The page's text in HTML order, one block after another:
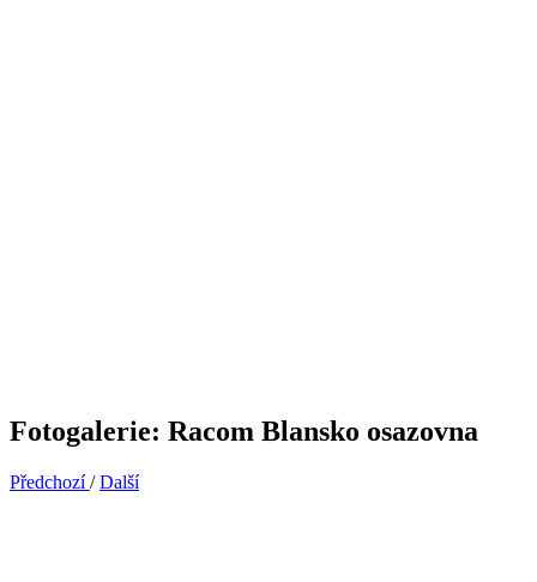
Fotogalerie: Racom Blansko osazovna
Předchozí / Další